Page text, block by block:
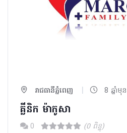
រាជធានីភ្នំពេញ | 8 ឆ្នាំមុន
គ្លីនិក ម៉ាកូសា
0 (0 ពិន្ទុ)